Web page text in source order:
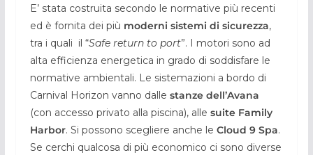
E’ stata costruita secondo le normative più recenti
ed è fornita dei più moderni sistemi di sicurezza,
tra i quali il “Safe return to port”. I motori sono ad
alta efficienza energetica in grado di soddisfare le
normative ambientali. Le sistemazioni a bordo di
Carnival Horizon vanno dalle stanze dell’Avana
(con accesso privato alla piscina), alle suite Family
Harbor. Si possono scegliere anche le Cloud 9 Spa.
Se cerchi qualcosa di più economico ci sono diverse